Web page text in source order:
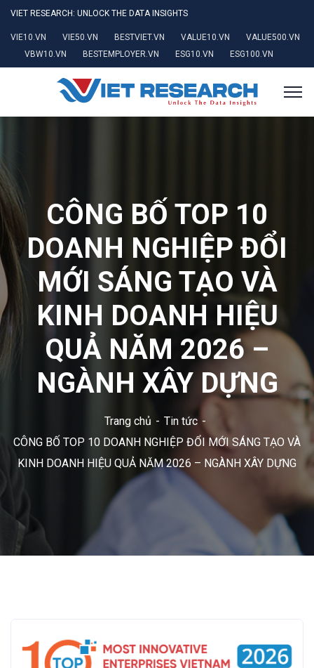
VIET RESEARCH: UNLOCK THE DATA INSIGHTS
VIE10.VN VIE50.VN BESTVIET.VN VALUE10.VN
VALUE500.VN
VBW10.VN
BESTEMPLOYER.VN ESG10.VN ESG100.VN
CÔNG BỐ TOP 10
DOANH NGHIỆP ĐỔI
MỚI SÁNG TẠO VÀ
KINH DOANH HIỆU
QUẢ NĂM 2026 –
NGÀNH XÂY DỰNG
Trang chủ
Tin tức
CÔNG BỐ TOP 10 DOANH NGHIỆP ĐỔI MỚI SÁNG TẠO VÀ
KINH DOANH HIỆU QUẢ NĂM 2026 – NGÀNH XÂY DỰNG